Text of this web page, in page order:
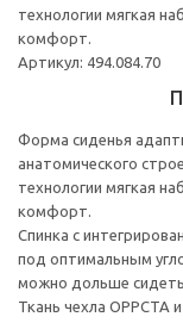
технологии мягкая
комфорт.
Артикул: 494.084.70
Форма сиденья
анатомического
технологии мягкая
комфорт.
Спинка с
под оптимальным
можно дольше
Ткань чехла ОРРСТА